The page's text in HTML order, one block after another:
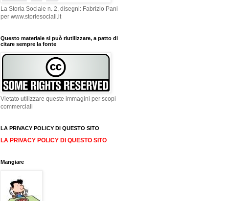
La Storia Sociale n. 2, disegni: Fabrizio Pani
per www.storiesociali.it
Questo materiale si può riutilizzare, a patto di
citare sempre la fonte
Vietato utilizzare queste immagini per scopi
commerciali
LA PRIVACY POLICY DI QUESTO SITO
LA PRIVACY POLICY DI QUESTO SITO
Mangiare